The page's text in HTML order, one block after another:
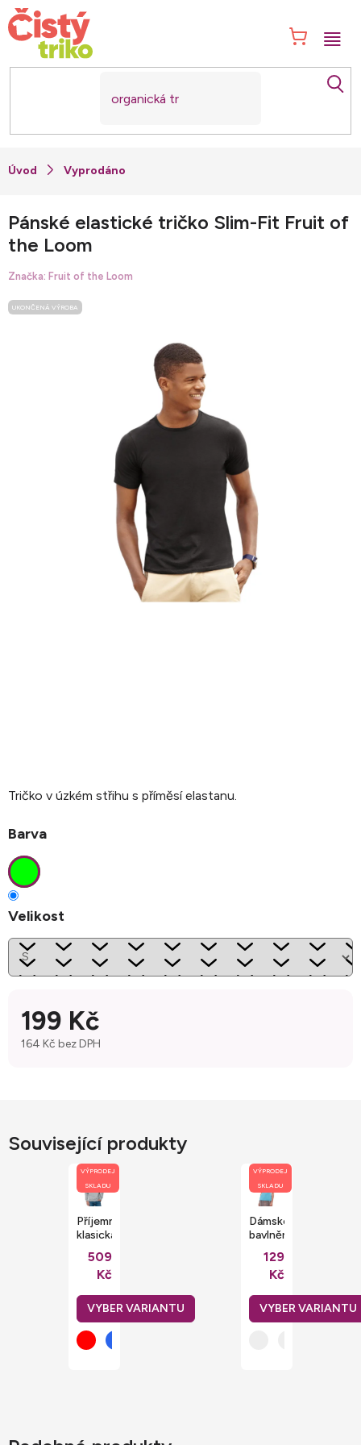
Přejít
na
obsah
Vyprodáno
Tričko v úzkém střihu s příměsí elastanu.
Barva
Velikost
199 Kč
164 Kč bez DPH
Pánské elastické tričko Slim-Fit Fruit of
the Loom
Značka: Fruit of the Loom
UKONČENÁ VÝROBA
Související produkty
VÝPRODEJ
SKLADU
Příjemná
klasická
Stedman
přes
509
Kč
VÝPRODEJ
SKLADU
Dámské
bavlněné
tričko
Russell
129
Kč